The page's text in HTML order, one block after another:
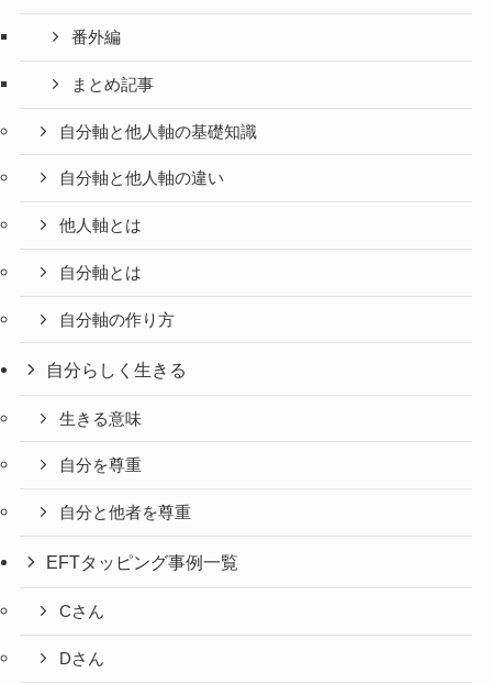
番外編
まとめ記事
自分軸と他人軸の基礎知識
自分軸と他人軸の違い
他人軸とは
自分軸とは
自分軸の作り方
自分らしく生きる
生きる意味
自分を尊重
自分と他者を尊重
EFTタッピング事例一覧
Cさん
Dさん